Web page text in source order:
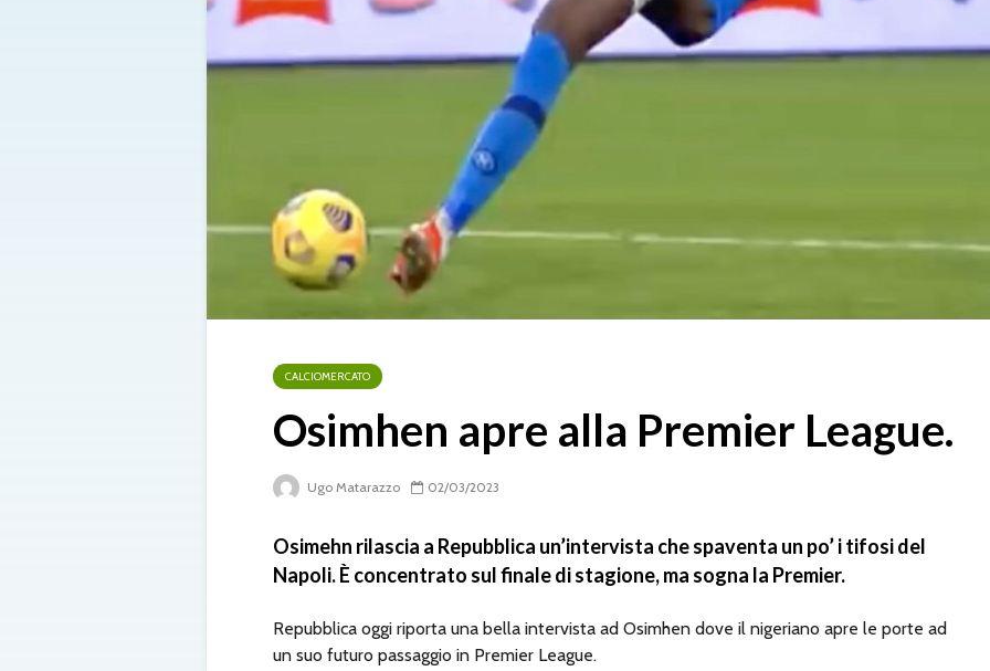
CALCIOMERCATO
Osimhen apre alla Premier League.
Ugo Matarazzo 02/03/2023
Osimehn rilascia a Repubblica un’intervista che spaventa un po’ i tifosi del
Napoli. È concentrato sul finale di stagione, ma sogna la Premier.
Repubblica oggi riporta una bella intervista ad Osimhen dove il nigeriano apre le porte ad
un suo futuro passaggio in Premier League.